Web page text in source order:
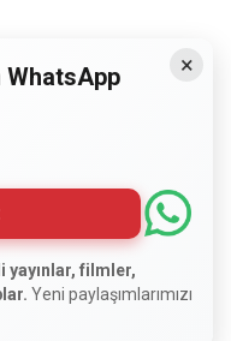
Her Hakkı Saklıdır.
istifadesi için
kalmak şartıyla, izin
Göster
×
WhatsApp
yayınlar, filmler,
Yeni paylaşımlarımızı